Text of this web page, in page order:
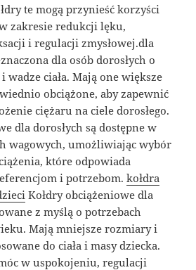
te mogą przynieść korzyści
zakresie redukcji lęku,
i regulacji zmysłowej.dla
dla osób dorosłych o
ciała. Mają one większe
obciążone, aby zapewnić
ciężaru na ciele dorosłego.
dla dorosłych są dostępne w
wagowych, umożliwiając wybór
które odpowiada
i potrzebom.kołdra
Kołdry obciążeniowe dla
z myślą o potrzebach
Mają mniejsze rozmiary i
do ciała i masy dziecka.
w uspokojeniu, regulacji